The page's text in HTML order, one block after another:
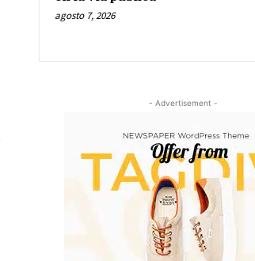
agosto 7, 2026
- Advertisement -